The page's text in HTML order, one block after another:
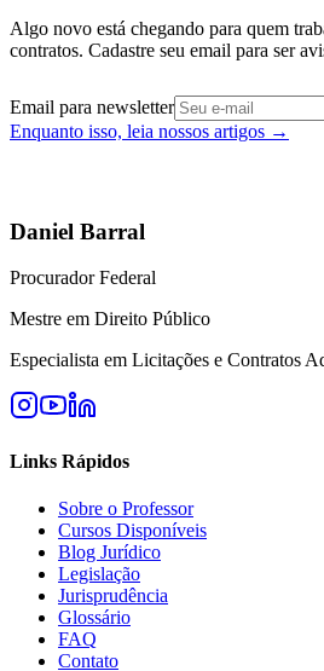
Algo novo está chegando para quem
contratos. Cadastre seu email para ser
Email para newsletter
Enquanto isso, leia nossos artigos →
Daniel Barral
Procurador Federal
Mestre em Direito Público
Especialista em Licitações e Contratos
Links Rápidos
Sobre o Professor
Cursos Disponíveis
Blog Jurídico
Legislação
Jurisprudência
Glossário
FAQ
Contato